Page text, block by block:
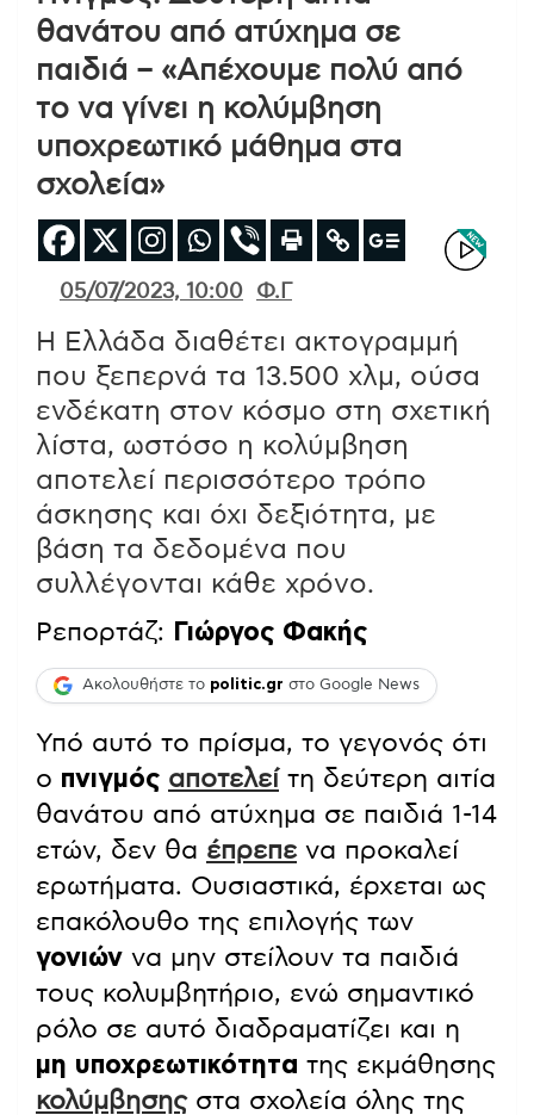
θανάτου από ατύχημα σε
παιδιά – «Απέχουμε πολύ από
το να γίνει η κολύμβηση
υποχρεωτικό μάθημα στα
σχολεία»
05/07/2023, 10:00 Φ.Γ
Η Ελλάδα διαθέτει ακτογραμμή
που ξεπερνά τα 13.500 χλμ, ούσα
ενδέκατη στον κόσμο στη σχετική
λίστα, ωστόσο η κολύμβηση
αποτελεί περισσότερο τρόπο
άσκησης και όχι δεξιότητα, με
βάση τα δεδομένα που
συλλέγονται κάθε χρόνο.
Ρεπορτάζ: Γιώργος Φακής
Ακολουθήστε το politic.gr στο Google News
Υπό αυτό το πρίσμα, το γεγονός ότι
ο πνιγμός αποτελείτη δεύτερη αιτία
θανάτου από ατύχημα σε παιδιά 1-14
ετών, δεν θα έπρεπενα προκαλεί
ερωτήματα. Ουσιαστικά, έρχεται ως
επακόλουθο της επιλογής των
γονιών να μην στείλουν τα παιδιά
τους κολυμβητήριο, ενώ σημαντικό
ρόλο σε αυτό διαδραματίζει και η
μη υποχρεωτικότητα της εκμάθησης
κολύμβησηςστα σχολεία όλης της